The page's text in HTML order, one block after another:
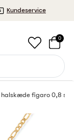
Kundeservice
0
halskæde figaro 0,8